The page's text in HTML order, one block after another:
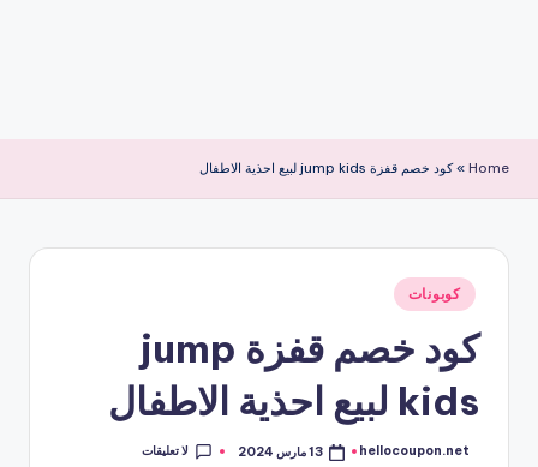
Home
»كود خصم قفزة jump kids لبيع احذية الاطفال
نُشر
في
كوبونات
كود خصم قفزة jump
kids لبيع احذية الاطفال
تمّ
hellocoupon.net 13 مارس 2024 لا تعليقات